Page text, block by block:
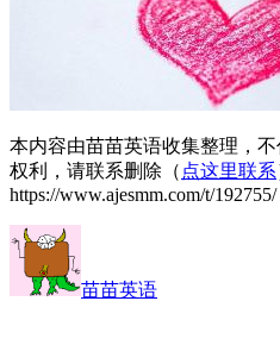
本内容由苗苗英语收集整理，
权利，请联系删除（ 点这里联系
https://www.ajesmm.com/t/192755/
苗苗英语